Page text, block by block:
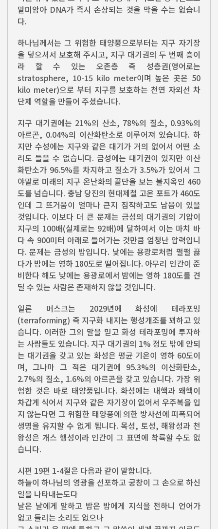
말미암아 DNA가 즉시 손상되는 것을 막을 수는 없습니
다.
하나님께서는 그 위험한 태양풍으로부터는 지구 자기장
을 덮으셔서 보호해 주시고, 지구 대기권의 두 번째 층이
라 할 수 있는 오존층 즉 성층권(영어로는
stratosphere, 10-15 kilo meter이며 높은 곳은 50
kilo meter)으로 부터 지구를 보호하는 천연 자외선 차
단제 역할을 만들어 주셨습니다.
지구 대기권에는 21%의 산소, 78%의 질소, 0.93%의
아르곤, 0.04%의 이산화탄소로 이루어져 있습니다. 하
지만 수성에는 지구와 같은 대기가 거의 없어서 어떤 소
리도 들을 수 없습니다. 금성에는 대기권이 있지만 이산
화탄소가 96.5%를 차지하고 질소가 3.5%가 있어서 그
야말로 미래의 지구 온난화의 끝단을 보는 불지옥인 460
도를 넘습니다. 충남 당진의 현대제철 고온 포트가 460도
인데 그 뜨거움이 얼마나 큰지 짐작하고도 남음이 있을
것입니다. 이보다 더 큰 문제는 금성의 대기권의 기압이
지구의 100배(실제로는 92배)에 달하여서 이는 마치 바
다 속 900미터 아래로 들어가는 것만큼 엄청난 압력입니
다. 문제는 금성의 밤입니다. 낮에는 용광로처럼 펄펄 끓
다가 밤에는 영하 180도로 떨어집니다. 아무리 인간이 준
비한다 해도 낮에는 용광로에서 밤에는 영하 180도를 견
딜 수 있는 사람은 존재하지 않을 것입니다.
일론 머스크는 2029년에 화성에 테라포밍
(terraforming) 즉 지구화 내지는 행성개조를 꾀하고 있
습니다. 이러한 그의 말을 믿고 화성 테라포밍에 투자하
는 사람들도 있습니다. 지구 대기권의 1% 정도 밖에 안되
는 대기권을 갖고 있는 화성은 평균 기온이 영하 60도이
며, 그나마 그 적은 대기권에 95.3%의 이산화탄소,
2.7%의 질소, 1.6%의 아르곤을 갖고 있습니다. 가장 위
험한 것은 바로 태양풍입니다. 화성에는 내핵과 왜핵이
차갑게 식어서 지구와 같은 자기장이 없어서 우주복을 입
지 않는다면 그 위험한 태양풍에 의한 방사선에 피폭되어
생명을 유지할 수 없게 됩니다. 목성, 토성, 해왕성과 천
왕성은 개스 행성이라 인간이 그 표면에 착륙할 수도 없
습니다.
시편 19편 1-4절은 다음과 같이 말합니다.
하늘이 하나님의 영광을 선포하고 궁창이 그 손으로 하신
일을 나타내는도다
날은 날에게 말하고 밤은 밤에게 지식을 전하니 언어가
없고 들리는 소리도 없으나